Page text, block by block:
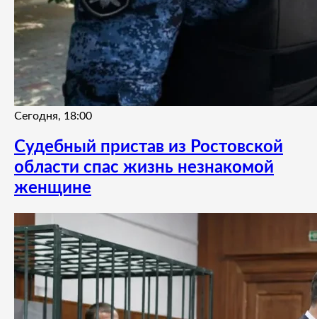
Сегодня, 18:00
Судебный пристав из Ростовской
области спас жизнь незнакомой
женщине